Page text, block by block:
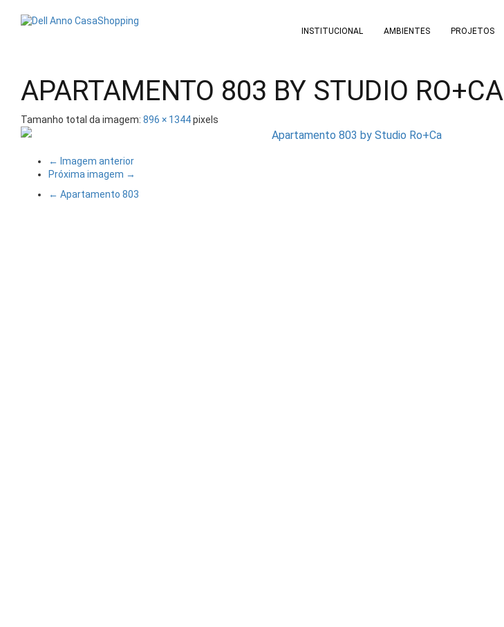
Pular
para
INSTITUCIONAL AMBIENTES PROJETOS
APARTAMENTO 803 BY STUDIO RO+CA
Tamanho total da imagem: 896 × 1344pixels
← Imagem anterior
Próxima imagem →
← Apartamento 803